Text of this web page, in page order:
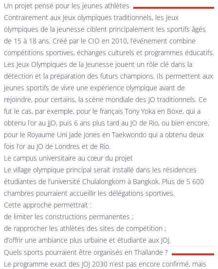
Un projet pensé pour les jeunes athlètes
Contrairement aux Jeux olympiques traditionnels, les Jeux
olympiques de la jeunesse ciblent principalement les sportifs âgés
de 15 à 18 ans. Créé par le CIO en 2010, l’événement combine
compétitions sportives, échanges culturels et programmes éducatifs.
Les Jeux Olympiques de la Jeunesse jouent un rôle clé dans la
détection et la préparation des futurs champions. Ils permettent aux
jeunes sportifs de vivre une expérience olympique avant de
rejoindre, pour certains, la scène mondiale des JO traditionnels. Ce
fut le cas, par exemple, pour le français Tony Yoka en Boxe, qui a
obtenu l’or au JJO, puis 6 ans plus tard au JO de Rio, ou bien encore,
pour le Royaume Uni Jade Jones en Taekwondo qui a obtenu deux
fois l’or au JO de Londres et de Rio.
Le campus universitaire au cœur du projet
Le village olympique principal serait installé dans les résidences
étudiantes de l’université Chulalongkorn à Bangkok. Plus de 5 600
chambres pourraient accueillir les délégations sportives.
Cette approche permettrait :
de limiter les constructions permanentes ;
de rapprocher les athlètes des sites de compétition ;
d’offrir une ambiance plus urbaine et étudiante aux JOJ.
Quels sports pourraient être organisés en Thaïlande ?
Le programme exact des JOJ 2030 n’est pas encore confirmé, mais